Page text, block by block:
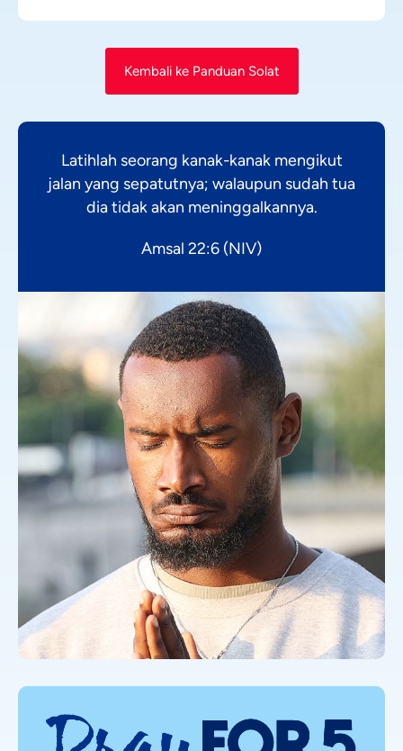
Kembali ke Panduan Solat
Latihlah seorang kanak-kanak mengikut
jalan yang sepatutnya; walaupun sudah tua
dia tidak akan meninggalkannya.
Amsal 22:6 (NIV)